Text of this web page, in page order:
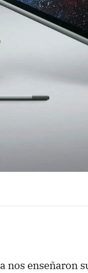
nos enseñaron